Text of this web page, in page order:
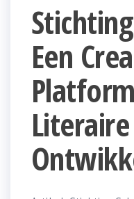
Een
Literaire